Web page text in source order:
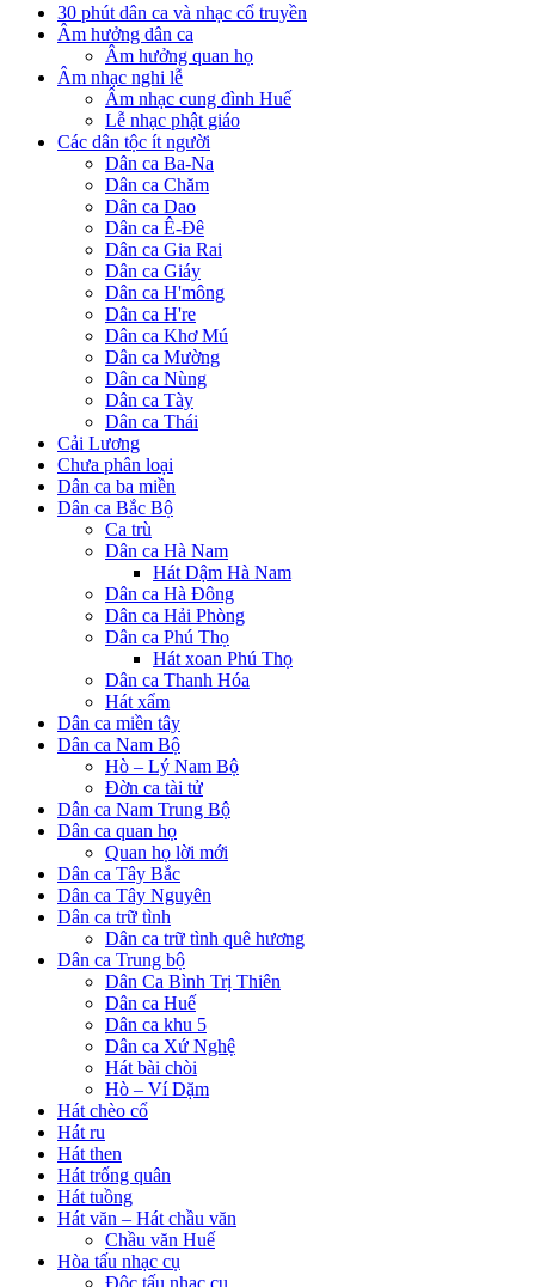
30 phút dân ca và nhạc cổ truyền
Âm hưởng dân ca
Âm hưởng quan họ
Âm nhạc nghi lễ
Âm nhạc cung đình Huế
Lễ nhạc phật giáo
Các dân tộc ít người
Dân ca Ba-Na
Dân ca Chăm
Dân ca Dao
Dân ca Ê-Đê
Dân ca Gia Rai
Dân ca Giáy
Dân ca H'mông
Dân ca H're
Dân ca Khơ Mú
Dân ca Mường
Dân ca Nùng
Dân ca Tày
Dân ca Thái
Cải Lương
Chưa phân loại
Dân ca ba miền
Dân ca Bắc Bộ
Ca trù
Dân ca Hà Nam
Hát Dậm Hà Nam
Dân ca Hà Đông
Dân ca Hải Phòng
Dân ca Phú Thọ
Hát xoan Phú Thọ
Dân ca Thanh Hóa
Hát xẩm
Dân ca miền tây
Dân ca Nam Bộ
Hò – Lý Nam Bộ
Đờn ca tài tử
Dân ca Nam Trung Bộ
Dân ca quan họ
Quan họ lời mới
Dân ca Tây Bắc
Dân ca Tây Nguyên
Dân ca trữ tình
Dân ca trữ tình quê hương
Dân ca Trung bộ
Dân Ca Bình Trị Thiên
Dân ca Huế
Dân ca khu 5
Dân ca Xứ Nghệ
Hát bài chòi
Hò – Ví Dặm
Hát chèo cổ
Hát ru
Hát then
Hát trống quân
Hát tuồng
Hát văn – Hát chầu văn
Chầu văn Huế
Hòa tấu nhạc cụ
Độc tấu nhạc cụ